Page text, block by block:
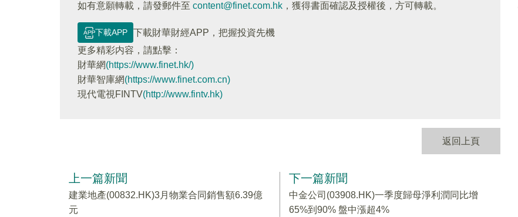
如有意願轉載，請發郵件至 content@finet.com.hk ，獲得書面確認及授權後，方可轉載。
下載APP
下載財華財經APP，把握投資先機
更多精彩内容，請點擊：
財華網(https://www.finet.hk/)
財華智庫網(https://www.finet.com.cn)
現代電視FINTV(http://www.fintv.hk)
返回上頁
上一篇新聞
建業地產(00832.HK)3月物業合同銷售額6.39億
元
下一篇新聞
中金公司(03908.HK)一季度歸母淨利潤同比增
65%到90% 盤中漲超4%